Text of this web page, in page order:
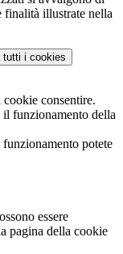
finalità illustrate nella
tutti i cookies
cookie consentire.
il funzionamento della
potete
essere
pagina della cookie